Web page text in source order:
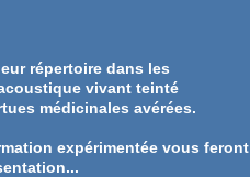
répertoire dans les
vivant teinté
médicinales avérées.
expérimentée vous feront